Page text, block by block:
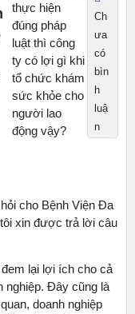
thực hiện
đúng pháp
luật thì công
ty có lợi gì khi
tổ chức khám
sức khỏe cho
người lao
động vậy?
Ch
ưa
có
bìn
h
luậ
n
cho Bệnh Viện Đa
xin được trả lời câu
lại lợi ích cho cả
nghiệp. Đây cũng là
doanh nghiệp